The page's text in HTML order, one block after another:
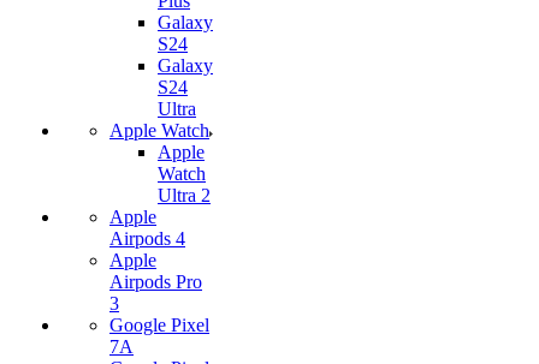
Galaxy
S24
Galaxy
S24
Ultra
Apple Watch
Apple
Watch
Ultra 2
Apple
Airpods 4
Apple
Airpods Pro
3
Google Pixel
7А